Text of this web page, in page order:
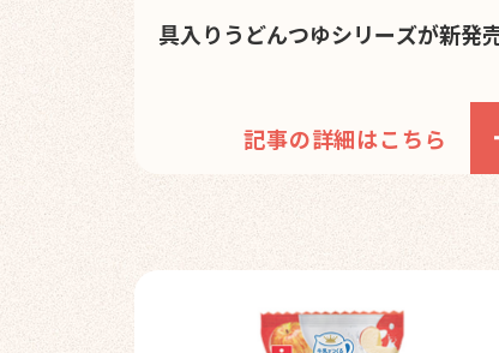
具入りうどんつゆシリーズが新発
記事の詳細はこちら